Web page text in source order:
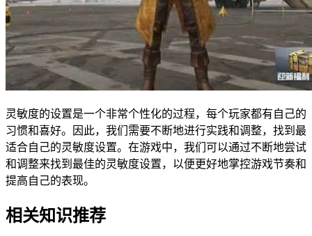
灵敏度的设置是一个非常个性化的过程，每个玩家都有自己的
习惯和喜好。因此，我们需要不断地进行实践和调整，找到最
适合自己的灵敏度设置。在游戏中，我们可以通过不断地尝试
和调整来找到最佳的灵敏度设置，以便更好地掌控游戏节奏和
提高自己的表现。
相关知识推荐